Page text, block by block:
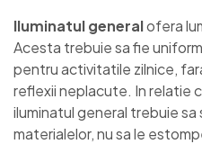
Iluminatul generalofera
Acesta trebuie sa fie
pentru activitatile zilnice,
reflexii neplacute. In relatie
iluminatul general trebuie
materialelor, nu sa le